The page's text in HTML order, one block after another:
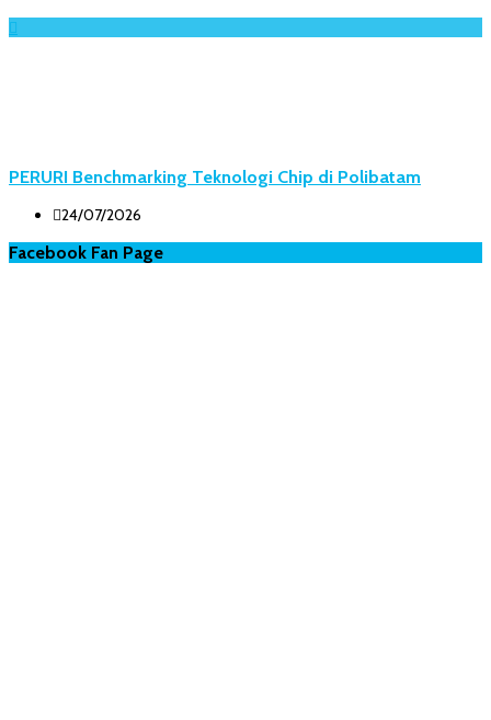
PERURI Benchmarking Teknologi Chip di Polibatam
24/07/2026
Facebook Fan Page